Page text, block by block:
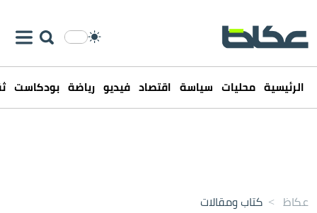
الرئيسية محليات سياسة اقتصاد فيديو رياضة بودكاست
عكاظ > كتاب ومقالات